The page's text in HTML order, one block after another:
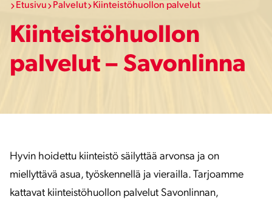
Etusivu Palvelut Kiinteistöhuollon palvelut
Kiinteistöhuollon
palvelut – Savonlinna
Hyvin hoidettu kiinteistö säilyttää arvonsa ja on
miellyttävä asua, työskennellä ja vierailla. Tarjoamme
kattavat kiinteistöhuollon palvelut Savonlinnan,